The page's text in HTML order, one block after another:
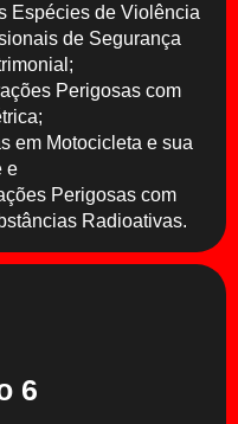
Espécies de Violência
de Segurança
Perigosas com
em Motocicleta e sua
e
Perigosas com
Radioativas.
6